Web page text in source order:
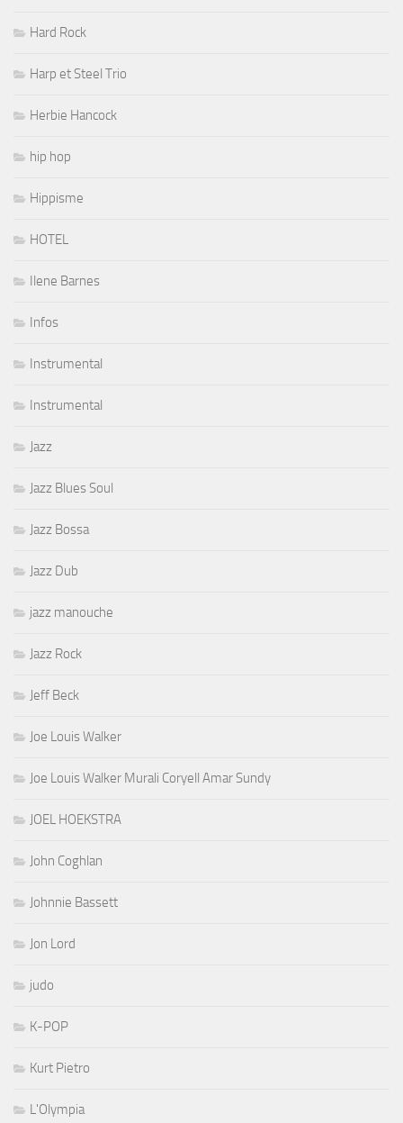
Hard Rock
Harp et Steel Trio
Herbie Hancock
hip hop
Hippisme
HOTEL
Ilene Barnes
Infos
Instrumental
Instrumental
Jazz
Jazz Blues Soul
Jazz Bossa
Jazz Dub
jazz manouche
Jazz Rock
Jeff Beck
Joe Louis Walker
Joe Louis Walker Murali Coryell Amar Sundy
JOEL HOEKSTRA
John Coghlan
Johnnie Bassett
Jon Lord
judo
K-POP
Kurt Pietro
L'Olympia